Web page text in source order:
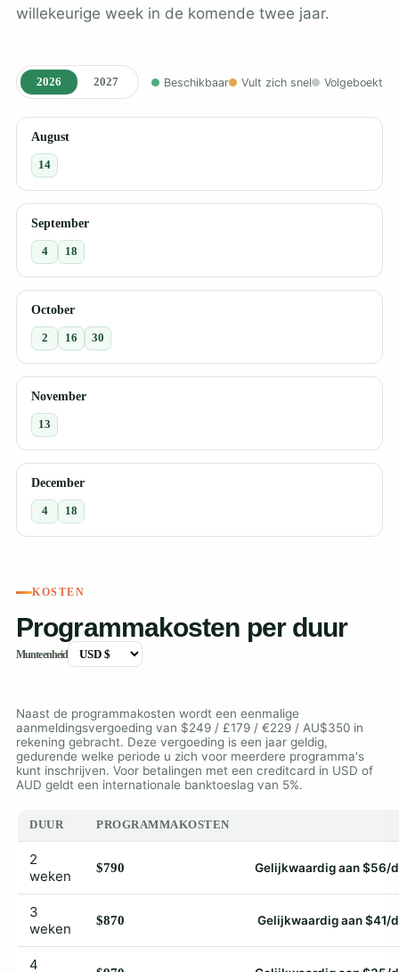
willekeurige week in de komende twee jaar.
2026 2027 Beschikbaar Vult zich snel Volgeboekt
August
14
September
4 18
October
2 16 30
November
13
December
4 18
KOSTEN
Programmakosten per duur
Munteenheid
Naast de programmakosten wordt een eenmalige
aanmeldingsvergoeding van $249 / £179 / €229 / AU$350 in
rekening gebracht. Deze vergoeding is een jaar geldig,
gedurende welke periode u zich voor meerdere programma's
kunt inschrijven. Voor betalingen met een creditcard in USD of
AUD geldt een internationale banktoeslag van 5%.
DUUR PROGRAMMAKOSTEN
2
weken
$790 Gelijkwaardig aan $56/
3
weken
$870 Gelijkwaardig aan $41/
4